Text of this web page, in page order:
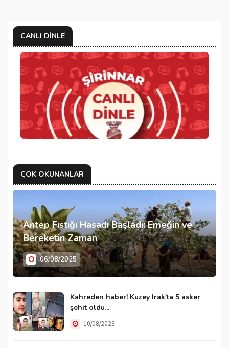
CANLI DINLE
ÇOK OKUNANLAR
Antep Fıstığı Hasadı Başladı: Emeğin ve
Bereketin Zaman
06/08/2025
Kahreden haber! Kuzey Irak'ta 5 asker
şehit oldu...
10/08/2023